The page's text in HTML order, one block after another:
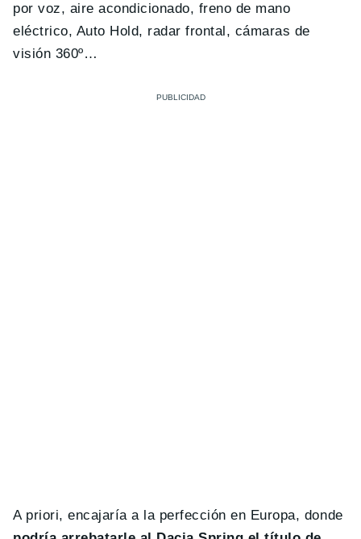
por voz, aire acondicionado, freno de mano
eléctrico, Auto Hold, radar frontal, cámaras de
visión 360º…
A priori, encajaría a la perfección en Europa, donde